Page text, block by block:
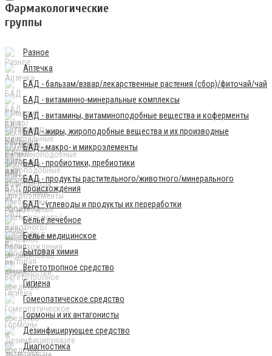
Фармакологические
группы
Разное
Аптечка
БАД - бальзам/взвар/лекарственные растения (сбор)/фиточай/чай
БАД - витаминно-минеральные комплексы
БАД - витамины, витаминоподобные вещества и коферменты
БАД - жиры, жироподобные вещества и их производные
БАД - макро- и микроэлементы
БАД - пробиотики, пребиотики
БАД - продукты растительного/животного/минерального
происхождения
БАД - углеводы и продукты их переработки
Бельё лечебное
Бельё медицинское
Бытовая химия
Вегетотропное средство
Гигиена
Гомеопатическое средство
Гормоны и их антагонисты
Дезинфицирующее средство
Диагностика